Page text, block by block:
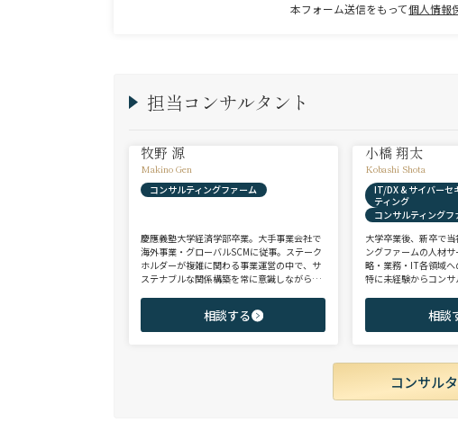
本フォーム送信をもって個人情報
担当コンサルタント
牧野 源
Makino Gen
コンサルティングファーム
慶應義塾大学経済学部卒業。大手事業会社で
海外事業・グローバルSCMに従事。ステーク
ホルダーが複雑に関わる事業運営の中で、サ
ステナブルな関係構築を常に意識しながら意
商社、投資銀行、大手事業会社を始めとする
幅広い領域で、若手～エグゼクティブまでご
相談する
小橋 翔太
Kobashi Shota
IT/DX & サイバーセ
ティング
コンサルティングフ
大学卒業後、新卒で
ングファームの人材
略・業務・IT各領域へ
特に未経験からコン
ご志向と市場動向を
ご提案させていただき
相談
コンサル